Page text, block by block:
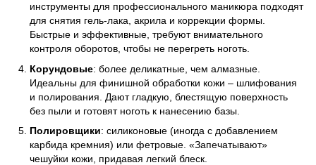
инструменты для профессионального маникюра подходят
для снятия гель-лака, акрила и коррекции формы.
Быстрые и эффективные, требуют внимательного
контроля оборотов, чтобы не перегреть ноготь.
Корундовые: более деликатные, чем алмазные.
Идеальны для финишной обработки кожи – шлифования
и полирования. Дают гладкую, блестящую поверхность
без пыли и готовят ноготь к нанесению базы.
Полировщики: силиконовые (иногда с добавлением
карбида кремния) или фетровые. «Запечатывают»
чешуйки кожи, придавая легкий блеск.